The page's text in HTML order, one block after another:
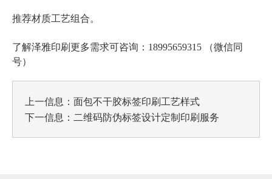
推荐材质工艺组合。
了解泽雅印刷更多需求可咨询：18995659315 （微信同
号）
上一信息： 面包不干胶标签印刷工艺样式
下一信息： 二维码防伪标签设计定制印刷服务